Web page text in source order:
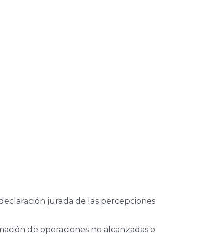
jurada de las percepciones
de operaciones no alcanzadas o